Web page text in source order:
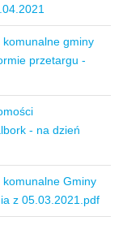
gminy
przetargu -
- na dzień
Gminy
z 05.03.2021.pdf